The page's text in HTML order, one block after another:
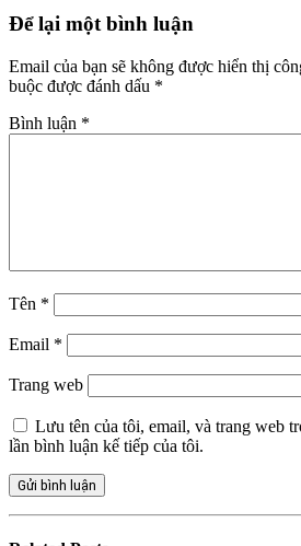
Để lại một bình luận
Email của bạn sẽ không được hiển thị
buộc được đánh dấu *
Bình luận *
Tên *
Email *
Trang web
Lưu tên của tôi, email, và trang web
lần bình luận kế tiếp của tôi.